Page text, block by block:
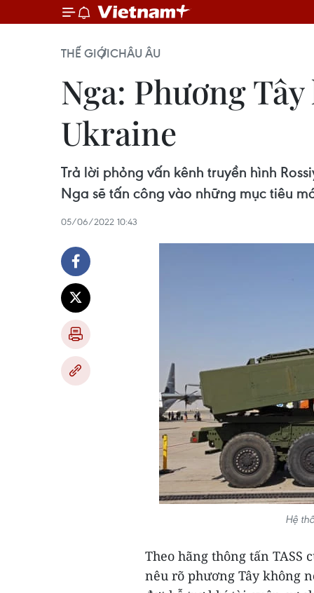
THẾ GIỚICHÂU ÂU
Nga: Phương
Ukraine
Trả lời phỏng vấn kênh truyền hình
Nga sẽ tấn công vào những mục tiêu
05/06/2022 10:43
Hệ
Theo hãng thông tấn TASS
nêu rõ phương Tây không